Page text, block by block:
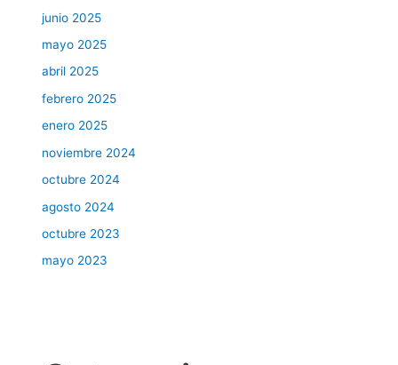
junio 2025
mayo 2025
abril 2025
febrero 2025
enero 2025
noviembre 2024
octubre 2024
agosto 2024
octubre 2023
mayo 2023